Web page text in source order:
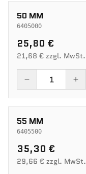
50 MM
6405000
25,80 €
21,68 € zzgl. MwSt.
55 MM
6405500
35,30 €
29,66 € zzgl. MwSt.